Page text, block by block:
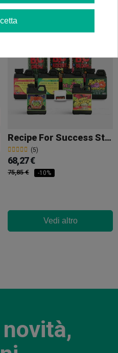
Aggiungi al carrello
Recipe For Success Starter Kit
(5)
68,27 €
75,85 € -10%
Vedi altro